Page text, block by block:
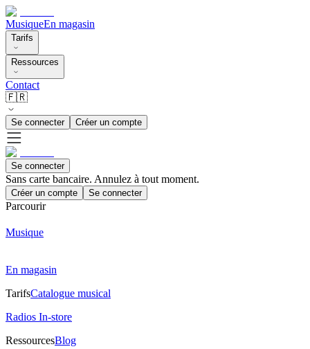
MusiqueEn magasin
Tarifs
Ressources
Contact
🇫🇷
Se connecter Créer un compte
Se connecter
Sans carte bancaire. Annulez à tout moment.
Créer un compte Se connecter
Parcourir
Musique
En magasin
TarifsCatalogue musical
Radios In-store
RessourcesBlog